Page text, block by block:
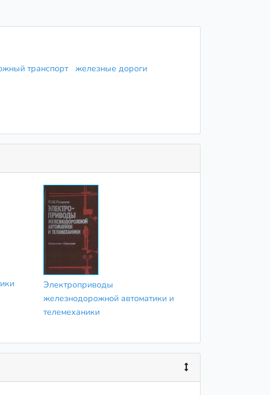
транспорт железные дороги
Электроприводы
железнодорожной автоматики и
телемеханики